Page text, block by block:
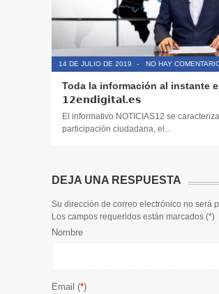
14 DE JULIO DE 2019 - NO HAY
Toda la información al instante
𝟭𝟮𝗲𝗻𝗱𝗶𝗴𝗶𝘁𝗮𝗹.𝗲𝘀
El informativo NOTICIAS12 se
participación ciudadana, el...
DEJA UNA RESPUESTA
Su dirección de correo electrónico no será
Los campos requeridos están marcados (*)
Nombre
Email (*)